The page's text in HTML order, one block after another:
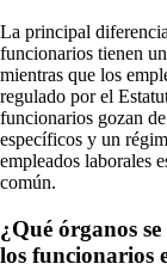
La principal
funcionarios tienen
mientras que los
regulado por el
funcionarios gozan
específicos y un
empleados laborales
común.
¿Qué órganos
los funcionarios